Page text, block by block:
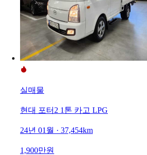
실매물
현대 포터2 1톤 카고 LPG
24년 01월 · 37,454km
1,900만원